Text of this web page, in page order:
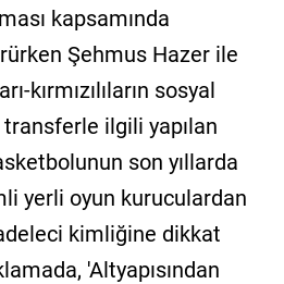
kapsamında
Şehmus Hazer ile
kırmızılıların sosyal
ilgili yapılan
son yıllarda
yerli oyun kuruculardan
kimliğine dikkat
'Altyapısından